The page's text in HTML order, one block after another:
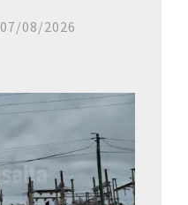
07/08/2026